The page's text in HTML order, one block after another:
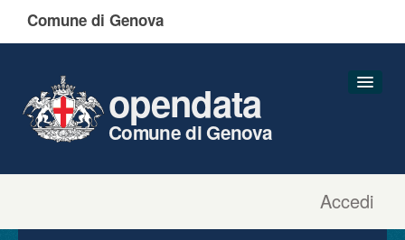
Comune di Genova
Accedi
opendata
Comune di Genova